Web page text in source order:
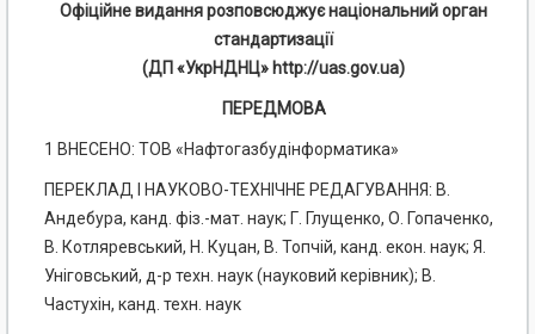
Офіційне видання розповсюджує національний орган
стандартизації
(ДП «УкрНДНЦ» http://uas.gov.ua)
ПЕРЕДМОВА
1 ВНЕСЕНО: ТОВ «Нафтогазбудінформатика»
ПЕРЕКЛАД І НАУКОВО-ТЕХНІЧНЕ РЕДАГУВАННЯ: В.
Андебура, канд. фіз.-мат. наук; Г. Глущенко, О. Гопаченко,
В. Котляревський, Н. Куцан, В. Топчій, канд. екон. наук; Я.
Уніговський, д-р техн. наук (науковий керівник); В.
Частухін, канд. техн. наук